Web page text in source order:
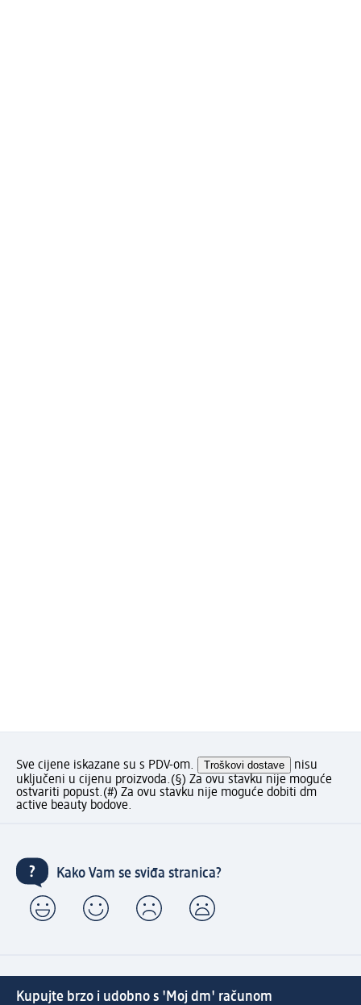
Sve cijene iskazane su s PDV-om. Troškovi dostave
nisu
uključeni u cijenu proizvoda.(§) Za ovu stavku nije moguće
ostvariti popust.(#) Za ovu stavku nije moguće dobiti dm
active beauty bodove.
Kako Vam se sviđa stranica?
Kupujte brzo i udobno s 'Moj dm' računom